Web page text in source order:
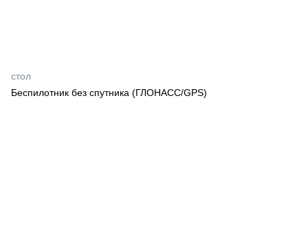
СПЕЦПРОЕКТЫ
стол
Беспилотник без спутника (ГЛОНАСС/GPS)